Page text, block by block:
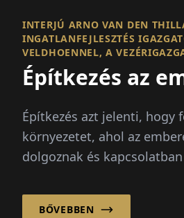
INTERJÚ ARNO VAN DEN
INGATLANFEJLESZTÉS
VELDHOENNEL, A
Építkezés az
Építkezés azt jelenti, hogy
környezetet, ahol az
dolgoznak és
építkezés többről szól,
BŐVEBBEN